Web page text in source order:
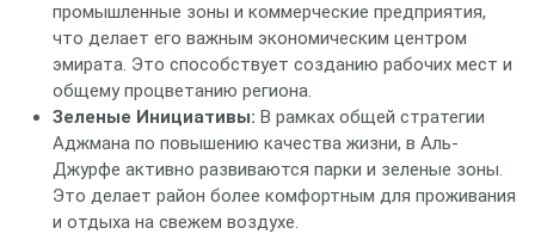
промышленные зоны и коммерческие предприятия,
что делает его важным экономическим центром
эмирата. Это способствует созданию рабочих мест и
общему процветанию региона.
Зеленые Инициативы: В рамках общей стратегии
Аджмана по повышению качества жизни, в Аль-
Джурфе активно развиваются парки и зеленые зоны.
Это делает район более комфортным для проживания
и отдыха на свежем воздухе.